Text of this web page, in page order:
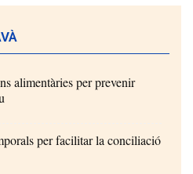
alimentàries per prevenir
per facilitar la conciliació